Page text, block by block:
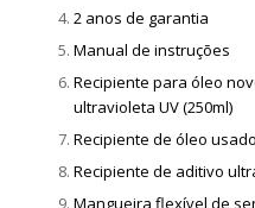
2 anos de garantia
Manual de instruções
Recipiente para óleo
ultravioleta UV (250ml)
Recipiente de óleo
Recipiente de aditivo
Mangueira flexível de